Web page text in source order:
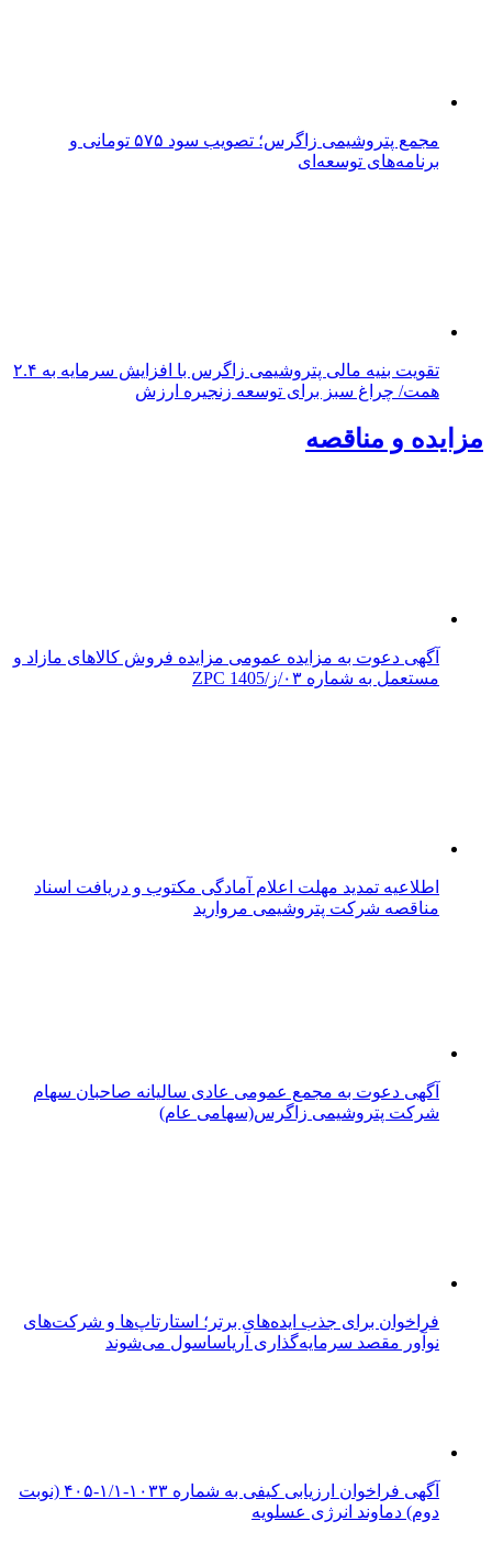
مجمع پتروشیمی زاگرس؛ تصویب سود ۵۷۵ تومانی و
برنامه‌های توسعه‌ای
تقویت بنیه مالی پتروشیمی زاگرس با افزایش سرمایه به ۲.۴
همت/ چراغ سبز برای توسعه زنجیره ارزش
مزایده و مناقصه
آگهی دعوت به مزایده عمومی مزایده فروش کالاهای مازاد و
مستعمل به شماره ۰۳/ز/ZPC 1405
اطلاعیه تمدید مهلت اعلام آمادگی مکتوب و دریافت اسناد
مناقصه شرکت پتروشیمی مروارید
آگهی دعوت به مجمع عمومی عادی سالیانه صاحبان سهام
شرکت پتروشیمی زاگرس(سهامی عام)
فراخوان برای جذب ایده‌های برتر؛ استارتاپ‌ها و شرکت‌های
نوآور مقصد سرما‌یه‌گذاری آریاساسول می‌شوند
آگهی فراخوان ارزیابی کیفی به شماره ۱۰۳۳-۱/۱-۴۰۵ (نوبت
دوم) دماوند انرژی عسلویه